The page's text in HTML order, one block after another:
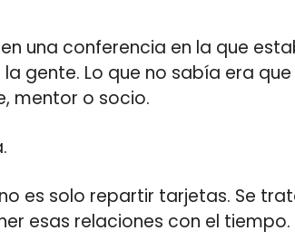
una conferencia en la que
gente. Lo que no sabía era
mentor o socio.
es solo repartir tarjetas. Se
esas relaciones con el tiempo.